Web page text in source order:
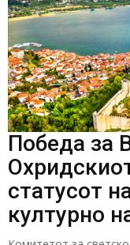
Победа за
статусот
културно